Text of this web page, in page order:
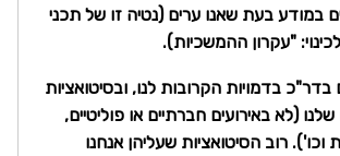
במודע בעת שאנו ערים (נטיה זו של תכני
"עקרון ההמשכיות).
בדמויות הקרובות לנו, ובסיטואציות
(לא באירועים חברתיים או פוליטיים,
וכו'). רוב הסיטואציות שעליהן אנחנו